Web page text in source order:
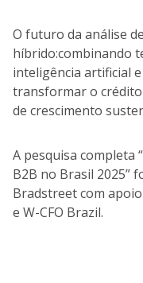
O futuro da análise
híbrido:combinando
inteligência artificial
transformar o
de crescimento
A pesquisa completa
B2B no Brasil 2025”
Bradstreet com
e W-CFO Brazil.